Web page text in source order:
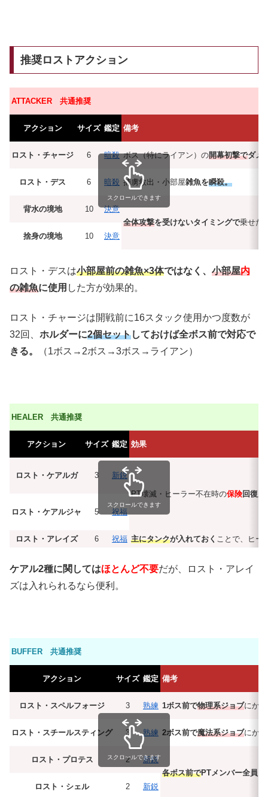
推奨ロストアクション
ATTACKER 共通推奨
アクション サイズ 鑑定 備考
ロスト・チャージ 6 暗殺 ボス（特にライアン）の開幕初撃でダメ
ロスト・デス 6 暗殺 捕虜救出・小部屋雑魚を瞬殺。
背水の境地 10
決意
全体攻撃を受けないタイミングで乗せた
捨身の境地
10 決意
スクロールできます
ロスト・デスは小部屋前の雑魚×3体ではなく、 小部屋内
の雑魚に使用 した方が効果的。
ロスト・チャージは開戦前に16スタック使用かつ度数が
32回、 ホルダーに2個セットしておけば全ボス前で対応で
きる。
（1ボス→2ボス→3ボス→ライアン）
HEALER 共通推奨
アクション サイズ 鑑定 効果
ロスト・ケアルガ 3 新鋭
PT壊滅・ヒーラー不在時の保険回復用
ロスト・ケアルジャ
5 祝福
ロスト・アレイズ 6 祝福 主にタンクが入れておく ことで、ヒー
スクロールできます
ケアル2種に関してはほとんど不要だが、ロスト・アレイ
ズは入れられるなら便利。
BUFFER 共通推奨
アクション サイズ 鑑定 備考
ロスト・スペルフォージ 3 熟練 1ボス前で物理系ジョブにか
ロスト・スチールスティング 3 熟練 2ボス前で魔法系ジョブにか
ロスト・プロテス 2
新鋭
各ボス前でPTメンバー全員
ロスト・シェル
2 新鋭
スクロールできます